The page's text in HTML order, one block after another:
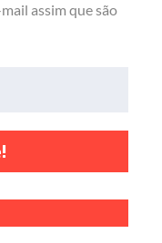
assim que são